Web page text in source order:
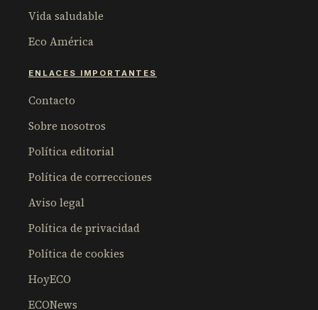
Vida saludable
Eco América
ENLACES IMPORTANTES
Contacto
Sobre nosotros
Política editorial
Política de correcciones
Aviso legal
Política de privacidad
Política de cookies
HoyECO
ECONews